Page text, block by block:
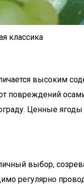
классика
высоким
повреждений
Ценные
выбор,
регулярно